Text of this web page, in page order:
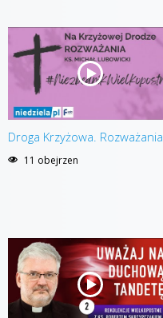
Droga Krzyżowa. Rozważania
11 obejrzen